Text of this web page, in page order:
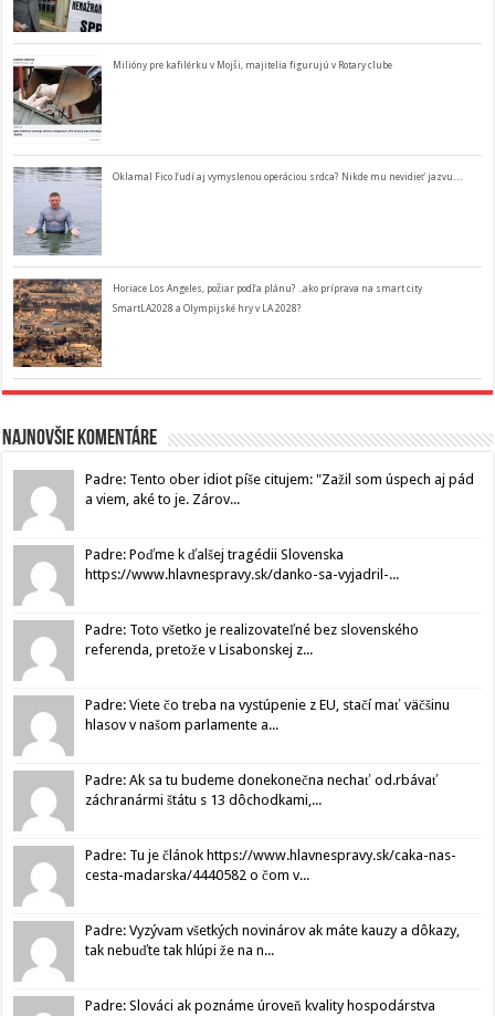
Milióny pre kafilérku v Mojši, majitelia figurujú v Rotary clube
Oklamal Fico ľudí aj vymyslenou operáciou srdca? Nikde mu nevidieť jazvu…
Horiace Los Angeles, požiar podľa plánu? ..ako príprava na smart city
SmartLA2028 a Olympijské hry v LA 2028?
Najnovšie komentáre
Padre: Tento ober idiot píše citujem: "Zažil som úspech aj pád
a viem, aké to je. Zárov...
Padre: Poďme k ďalšej tragédii Slovenska
https://www.hlavnespravy.sk/danko-sa-vyjadril-...
Padre: Toto všetko je realizovateľné bez slovenského
referenda, pretože v Lisabonskej z...
Padre: Viete čo treba na vystúpenie z EU, stačí mať väčšinu
hlasov v našom parlamente a...
Padre: Ak sa tu budeme donekonečna nechať od.rbávať
záchranármi štátu s 13 dôchodkami,...
Padre: Tu je článok https://www.hlavnespravy.sk/caka-nas-
cesta-madarska/4440582 o čom v...
Padre: Vyzývam všetkých novinárov ak máte kauzy a dôkazy,
tak nebuďte tak hlúpi že na n...
Padre: Slováci ak poznáme úroveň kvality hospodárstva